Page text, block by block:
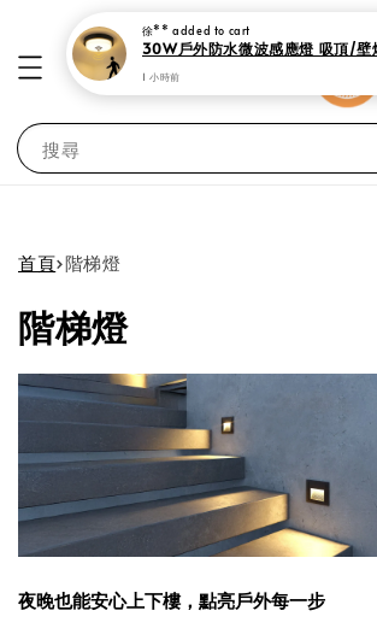
搜尋
首頁›階梯燈
階梯燈
夜晚也能安心上下樓，點亮戶外每一步